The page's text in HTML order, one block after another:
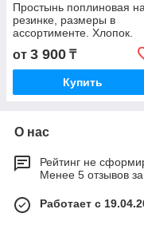
Простынь поплиновая
резинке, размеры в
ассортименте. Хлопок.
от 3 900 ₸
Купить
О нас
Рейтинг не
Менее 5 отзывов
Работает с